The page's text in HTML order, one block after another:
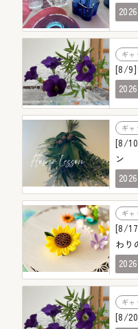
ギャ
[8/9]
ギャ
[8/
ン
ギャ
[8/
わり
ギャ
[8/